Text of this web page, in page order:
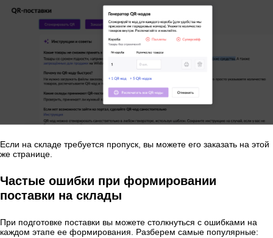
Если на складе требуется пропуск, вы можете его заказать на этой
же странице.
Частые ошибки при формировании
поставки на склады
При подготовке поставки вы можете столкнуться с ошибками на
каждом этапе ее формирования. Разберем самые популярные: